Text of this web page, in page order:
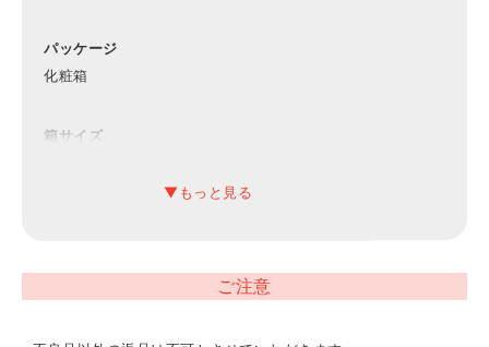
パッケージ
化粧箱
箱サイズ
1、タオルハンカチ（220×220mm）×2
ご注意